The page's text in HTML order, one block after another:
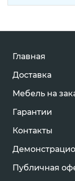
Главная
Доставка
Мебель на
Гарантии
Контакты
Публичная